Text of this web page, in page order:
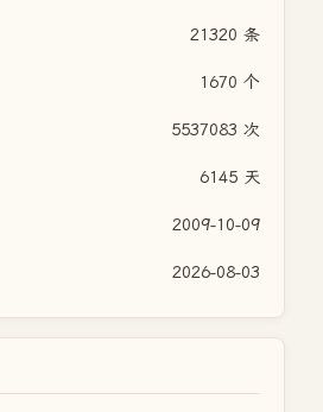
21320 条
1670 个
5537083 次
6145 天
2009-10-09
2026-08-03